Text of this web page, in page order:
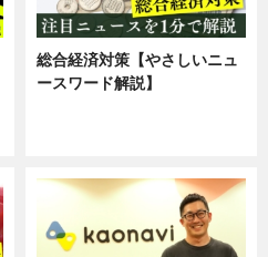
総合経済対策【やさしいニュ
ースワード解説】